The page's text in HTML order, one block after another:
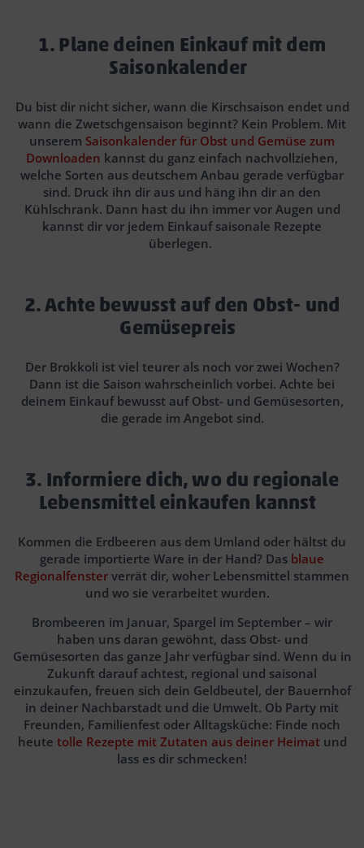
1. Plane deinen Einkauf mit dem
Saisonkalender
Du bist dir nicht sicher, wann die Kirschsaison endet und
wann die Zwetschgensaison beginnt? Kein Problem. Mit
unserem Saisonkalender für Obst und Gemüse zum
Downloaden kannst du ganz einfach nachvollziehen,
welche Sorten aus deutschem Anbau gerade verfügbar
sind. Druck ihn dir aus und häng ihn dir an den
Kühlschrank. Dann hast du ihn immer vor Augen und
kannst dir vor jedem Einkauf saisonale Rezepte
überlegen.
2. Achte bewusst auf den Obst- und
Gemüsepreis
Der Brokkoli ist viel teurer als noch vor zwei Wochen?
Dann ist die Saison wahrscheinlich vorbei. Achte bei
deinem Einkauf bewusst auf Obst- und Gemüsesorten,
die gerade im Angebot sind.
3. Informiere dich, wo du regionale
Lebensmittel einkaufen kannst
Kommen die Erdbeeren aus dem Umland oder hältst du
gerade importierte Ware in der Hand? Das blaue
Regionalfenster verrät dir, woher Lebensmittel stammen
und wo sie verarbeitet wurden.
Brombeeren im Januar, Spargel im September – wir
haben uns daran gewöhnt, dass Obst- und
Gemüsesorten das ganze Jahr verfügbar sind. Wenn du in
Zukunft darauf achtest, regional und saisonal
einzukaufen, freuen sich dein Geldbeutel, der Bauernhof
in deiner Nachbarstadt und die Umwelt. Ob Party mit
Freunden, Familienfest oder Alltagsküche: Finde noch
heute tolle Rezepte mit Zutaten aus deiner Heimatund
lass es dir schmecken!